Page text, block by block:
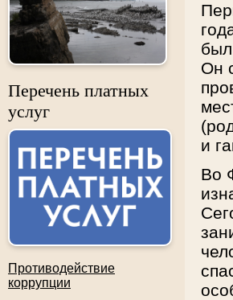
Перечень платных
услуг
Противодействие
коррупции
Он
и
Во